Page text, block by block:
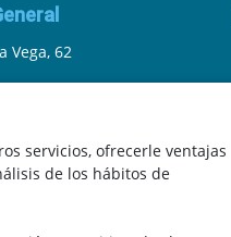
servicios, ofrecerle ventajas
de los hábitos de
Vega, 62